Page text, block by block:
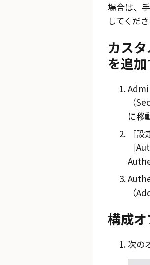
場合は、
してくだ
カス
を追
（
に移
設
（
構成
次の